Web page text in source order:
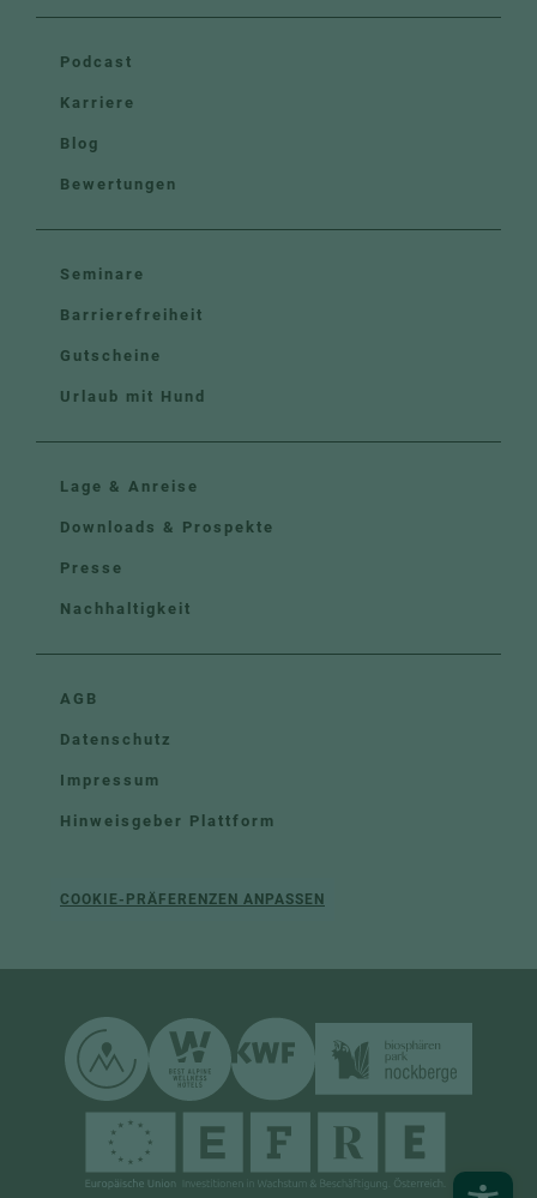
Podcast
Karriere
Blog
Bewertungen
Seminare
Barrierefreiheit
Gutscheine
Urlaub mit Hund
Lage & Anreise
Downloads & Prospekte
Presse
Nachhaltigkeit
AGB
Datenschutz
Impressum
Hinweisgeber Plattform
COOKIE-PRÄFERENZEN ANPASSEN